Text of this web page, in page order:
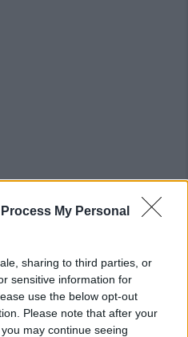
My Personal
sharing to third parties, or
sensitive information for
use the below opt-out
Please note that after your
may continue seeing
da Ivano Falchi
out e le ammissioni salgono